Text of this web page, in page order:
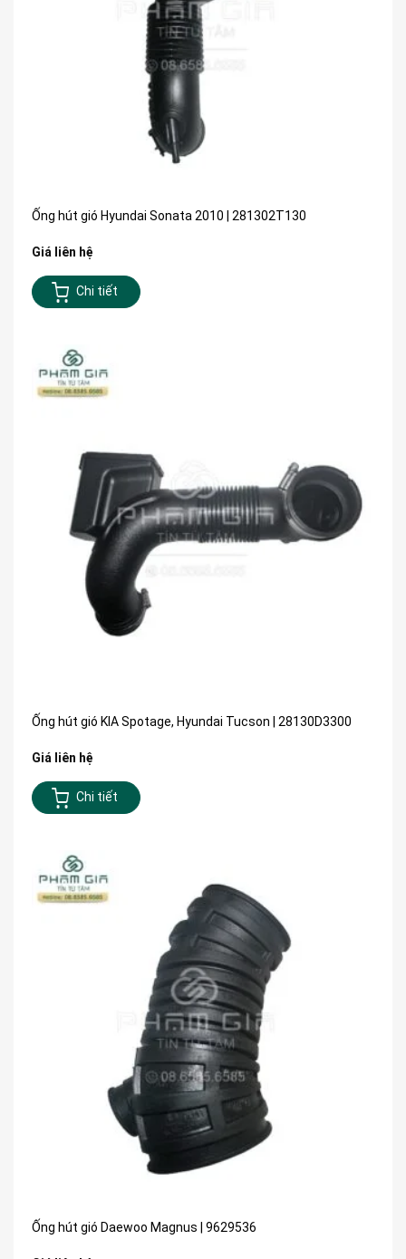
Ống hút gió Hyundai Sonata 2010 | 281302T130
Giá liên hệ
Chi tiết
Ống hút gió KIA Spotage, Hyundai Tucson | 28130D3300
Giá liên hệ
Chi tiết
Ống hút gió Daewoo Magnus | 9629536